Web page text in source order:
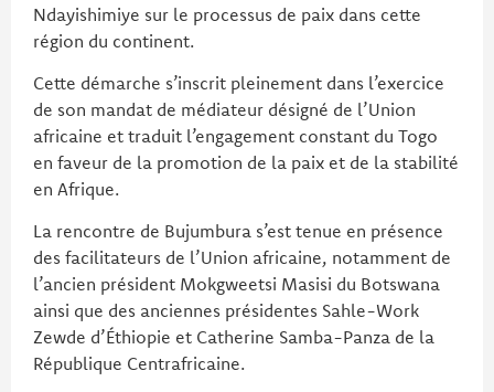
Ndayishimiye sur le processus de paix dans cette
région du continent.
Cette démarche s’inscrit pleinement dans l’exercice
de son mandat de médiateur désigné de l’Union
africaine et traduit l’engagement constant du Togo
en faveur de la promotion de la paix et de la stabilité
en Afrique.
La rencontre de Bujumbura s’est tenue en présence
des facilitateurs de l’Union africaine, notamment de
l’ancien président Mokgweetsi Masisi du Botswana
ainsi que des anciennes présidentes Sahle-Work
Zewde d’Éthiopie et Catherine Samba-Panza de la
République Centrafricaine.